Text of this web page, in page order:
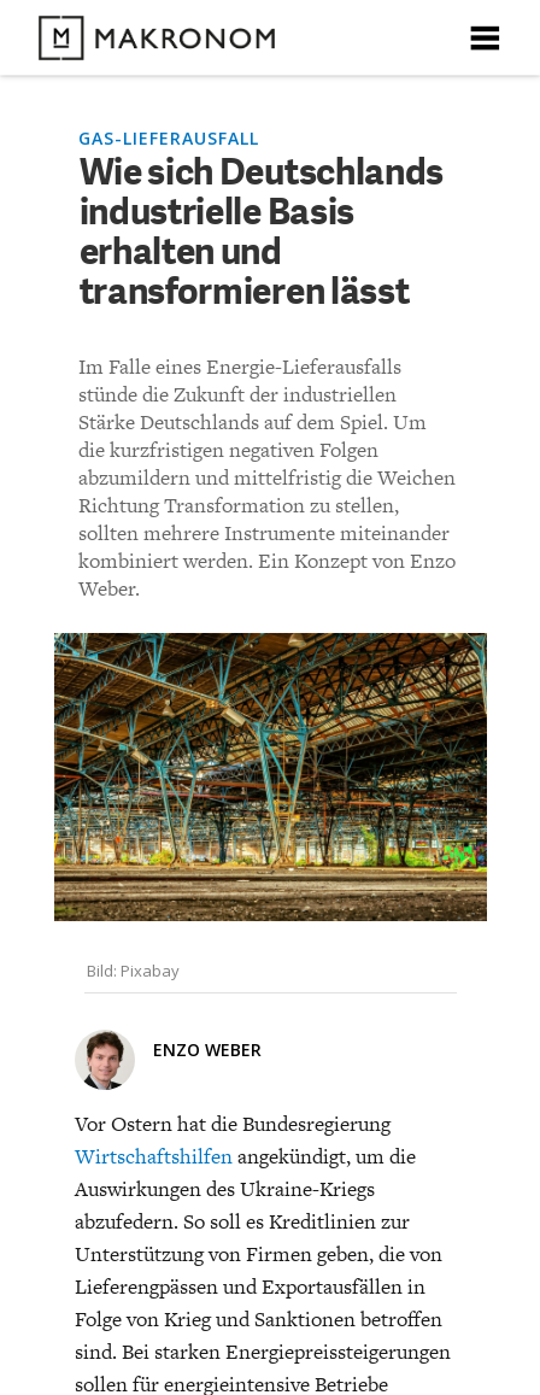
X
DEBATTEN
ARTIKEL
FEATURES
NEWSLETTER
ÜBER UNS
SUCHE
X
Unser kostenloser Newsletter informiert Sie über unsere
X
BODEN
ECONOMISTS FOR FUTURE
INDUSTRIEPOLITIK
X
CHARTBOOK
DEUTSCHLAND
ENERGIE & UMWELT
GAS-LIEFERAUSFALL
Wie sich Deutschlands
industrielle Basis
erhalten und
transformieren lässt
Im Falle eines Energie-Lieferausfalls
stünde die Zukunft der industriellen
Stärke Deutschlands auf dem Spiel. Um
die kurzfristigen negativen Folgen
abzumildern und mittelfristig die Weichen
Richtung Transformation zu stellen,
sollten mehrere Instrumente miteinander
kombiniert werden. Ein Konzept von Enzo
Weber.
Bild: Pixabay
ENZO WEBER
Vor Ostern hat die Bundesregierung
Wirtschaftshilfenangekündigt, um die
Auswirkungen des Ukraine-Kriegs
abzufedern. So soll es Kreditlinien zur
Unterstützung von Firmen geben, die von
Lieferengpässen und Exportausfällen in
Folge von Krieg und Sanktionen betroffen
sind. Bei starken Energiepreissteigerungen
sollen für energieintensive Betriebe
X
KOMMENTARE ZU
Wie sich Deutschlands
industrielle Basis
erhalten und
KOMMENTIEREN (VIA EMAIL)
Richtlinien
Bisher noch kein Kommentar.